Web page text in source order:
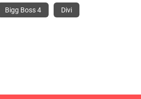
Bigg Boss 4 Divi